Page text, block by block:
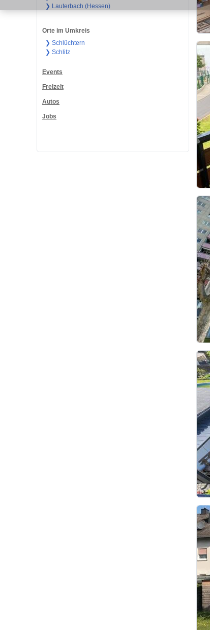
❯ Lauterbach (Hessen)
Orte im Umkreis
❯ Schlüchtern
❯ Schlitz
Events
Freizeit
Autos
Jobs